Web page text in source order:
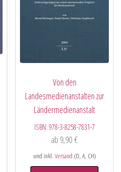
Von den
Landesmedienanstalten zur
Ländermedienanstalt
ISBN: 978-3-8258-7831-7
ab 9,90€
und inkl. Versand (D, A, CH)